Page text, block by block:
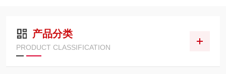
产品分类
PRODUCT CLASSIFICATION